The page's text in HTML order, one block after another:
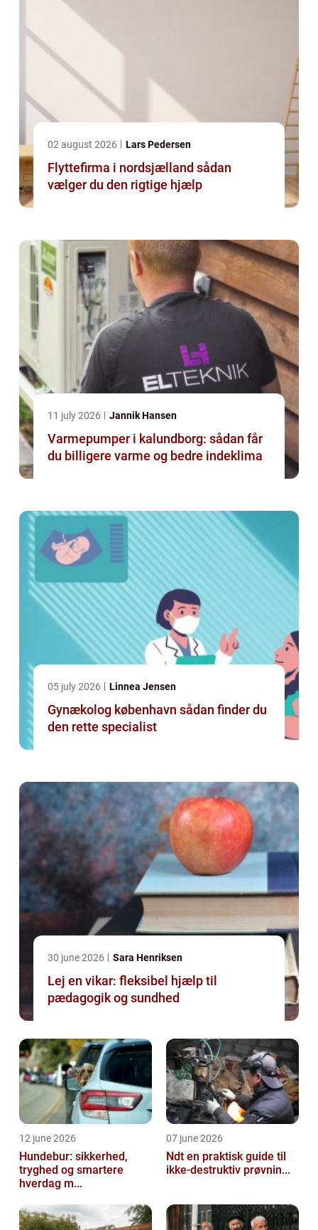
02 august 2026 Lars Pedersen
Flyttefirma i nordsjælland sådan
vælger du den rigtige hjælp
11 july 2026 Jannik Hansen
Varmepumper i kalundborg: sådan får
du billigere varme og bedre indeklima
05 july 2026 Linnea Jensen
Gynækolog københavn sådan finder du
den rette specialist
30 june 2026 Sara Henriksen
Lej en vikar: fleksibel hjælp til
pædagogik og sundhed
12 june 2026
Hundebur: sikkerhed,
tryghed og smartere
hverdag m...
07 june 2026
Ndt en praktisk guide til
ikke-destruktiv prøvnin...